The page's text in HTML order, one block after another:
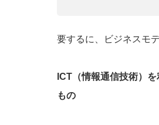
要するに、ビジネスモ
ICT（情報通信技術）
もの